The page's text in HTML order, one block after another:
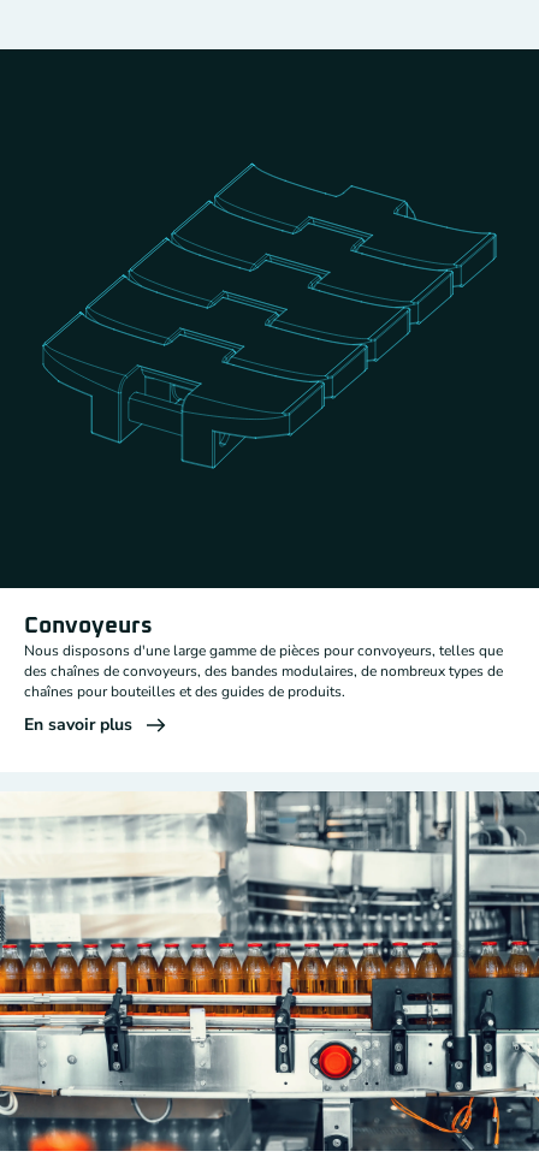
Convoyeurs
Nous disposons d'une large gamme de pièces pour convoyeurs, telles que
des chaînes de convoyeurs, des bandes modulaires, de nombreux types de
chaînes pour bouteilles et des guides de produits.
En savoir plus